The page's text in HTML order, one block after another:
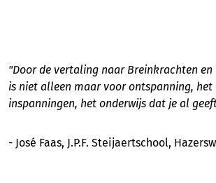
"Door de vertaling naar Breinkrachten
is niet alleen maar voor ontspanning,
inspanningen, het onderwijs dat je al
- José Faas, J.P.F. Steijaertschool,